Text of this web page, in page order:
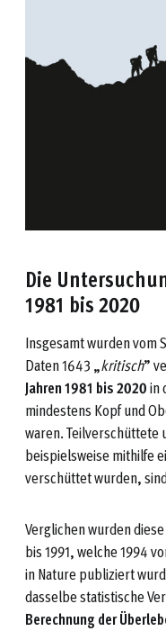
Die
1981 bis 2020
Insgesamt wurden vom
Daten 1643 „kritisch”
Jahren 1981 bis 2020in
mindestens Kopf und
waren. Teilverschüttete
beispielsweise mithilfe
verschüttet wurden,
Verglichen wurden
bis 1991, welche 1994
in Nature publiziert
dasselbe statistische
Berechnung der